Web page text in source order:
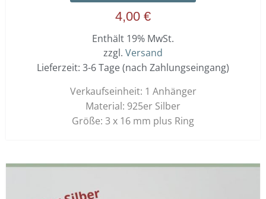
4,00 €
Enthält 19% MwSt.
zzgl. Versand
Lieferzeit: 3-6 Tage (nach Zahlungseingang)
Verkaufseinheit: 1 Anhänger
Material: 925er Silber
Größe: 3 x 16 mm plus Ring